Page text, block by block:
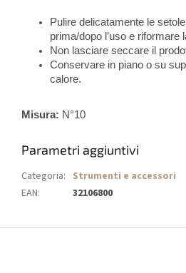
Pulire delicatamente le
prima/dopo l’uso e riformare
Non lasciare seccare il
Conservare in piano o su
calore.
Misura: N°10
Parametri aggiuntivi
Categoria: Strumenti e accessori
EAN: 32106800